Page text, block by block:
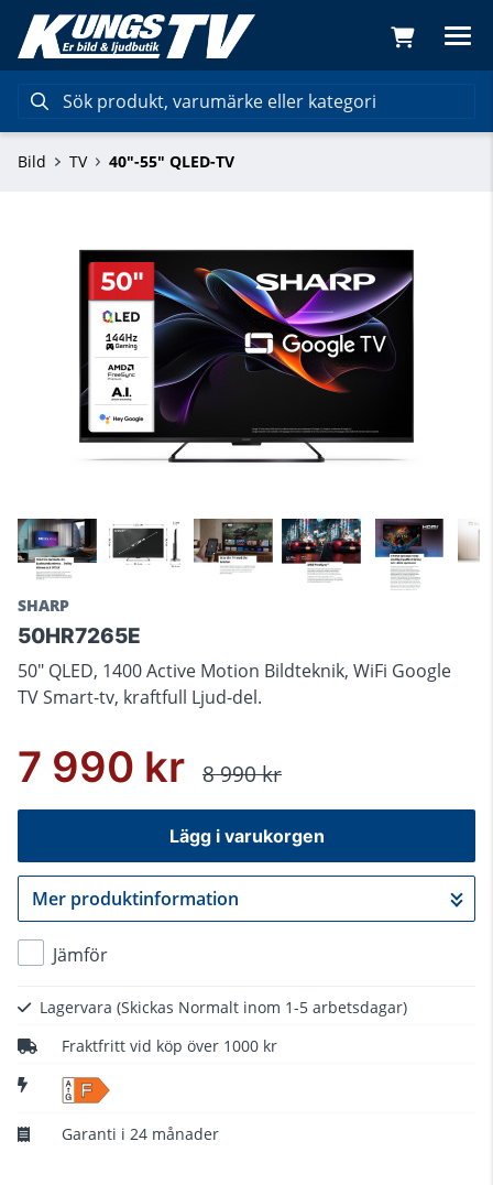
Bild TV 40"-55" QLED-TV
SHARP
50HR7265E
50" QLED, 1400 Active Motion Bildteknik, WiFi Google
TV Smart-tv, kraftfull Ljud-del.
7 990 kr 8 990 kr
Lägg i varukorgen
Gå till kassan
Mer produktinformation
Jämför
Lagervara (Skickas Normalt inom 1-5 arbetsdagar)
Fraktfritt vid köp över 1000 kr
F
Garanti i 24 månader